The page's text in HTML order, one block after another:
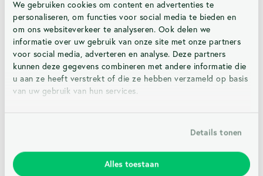
We gebruiken cookies om content en advertenties te
personaliseren, om functies voor social media te bieden en
om ons websiteverkeer te analyseren. Ook delen we
informatie over uw gebruik van onze site met onze partners
voor social media, adverteren en analyse. Deze partners
kunnen deze gegevens combineren met andere informatie die
u aan ze heeft verstrekt of die ze hebben verzameld op basis
van uw gebruik van hun services.
Details tonen
Alles toestaan
230V-400V AC 22kW
Mogelijkheid tot
verrekening
Ja
Markt positionering
Particulier
Zwart
Beschermingsgraad
IP54